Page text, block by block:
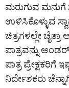
ಮರುಗುವ ಮನುಗೆ
ಉಳಿಸಿಕೊಳ್ಳುವ
ಚಿತ್ರಗಳಲ್ಲೇ
ಪಾತ್ರವನ್ನು
ಪಾತ್ರ ಪ್ರೇಕ್ಷಕರಿಗೆ
ನಿರ್ದೇಶಕರು